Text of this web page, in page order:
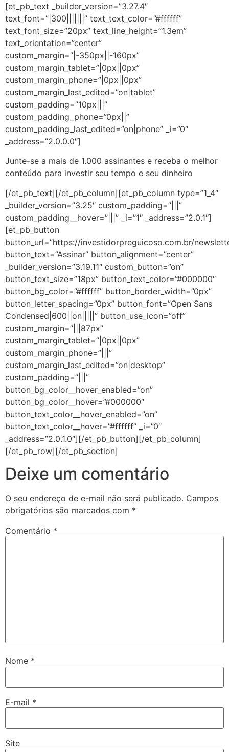
[et_pb_text _builder_version=”3.27.4″
text_font=”|300|||||||” text_text_color=”#ffffff”
text_font_size=”20px” text_line_height=”1.3em”
text_orientation=”center”
custom_margin=”|-350px||-160px”
custom_margin_tablet=”|0px||0px”
custom_margin_phone=”|0px||0px”
custom_margin_last_edited=”on|tablet”
custom_padding=”10px|||”
custom_padding_phone=”0px||”
custom_padding_last_edited=”on|phone” _i=”0″
_address=”2.0.0.0″]
Junte-se a mais de 1.000 assinantes e receba o melhor
conteúdo para investir seu tempo e seu dinheiro
[/et_pb_text][/et_pb_column][et_pb_column type=”1_4″
_builder_version=”3.25″ custom_padding=”|||”
custom_padding__hover=”|||” _i=”1″ _address=”2.0.1″]
[et_pb_button
button_url=”https://investidorpreguicoso.com.br/
button_text=”Assinar” button_alignment=”center”
_builder_version=”3.19.11″ custom_button=”on”
button_text_size=”18px” button_text_color=”#000000″
button_bg_color=”#ffffff” button_border_width=”0px”
button_letter_spacing=”0px” button_font=”Open Sans
Condensed|600||on|||||” button_use_icon=”off”
custom_margin=”|||87px”
custom_margin_tablet=”|0px||0px”
custom_margin_phone=”|||”
custom_margin_last_edited=”on|desktop”
custom_padding=”|||”
button_bg_color__hover_enabled=”on”
button_bg_color__hover=”#000000″
button_text_color__hover_enabled=”on”
button_text_color__hover=”#ffffff” _i=”0″
_address=”2.0.1.0″][/et_pb_button][/et_pb_column]
[/et_pb_row][/et_pb_section]
Deixe um comentário
O seu endereço de e-mail não será publicado. Campos
obrigatórios são marcados com *
Comentário *
Nome *
E-mail *
Site